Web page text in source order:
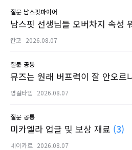
질문 남스핏파이어
남스핏 선생님들 오버차지 속성
칸코 2026.08.07
질문 공통
뮤즈는 원래 버프력이 잘 안오르
영걸타임 2026.08.07
질문 공통
미카엘라 업글 및 보상 재료 (3)
네이카르 2026.08.07